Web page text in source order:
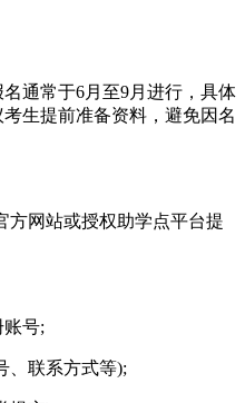
名通常于6月至9月进行，具体
生提前准备资料，避免因名
方网站或授权助学点平台提
号;
、联系方式等);